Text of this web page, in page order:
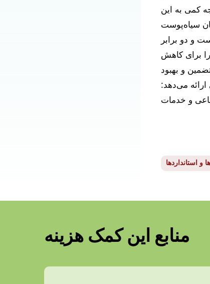
کمی به این
سیاه‌پوست
و دو برابر
برای کاهش
و بهبود
می‌دهد:
و استانداردها
منابع این کمک هزینه